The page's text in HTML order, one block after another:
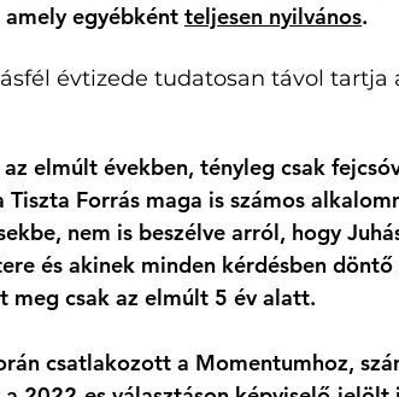
egyébként teljesen nyilvános.
évtizede tudatosan távol
elmúlt években, tényleg csak
Tiszta Forrás maga is számos
nem is beszélve arról, hogy
és akinek minden kérdésben döntő
meg csak az elmúlt 5 év alatt.
csatlakozott a Momentumhoz,